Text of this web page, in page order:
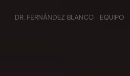
DR. FERNÁNDEZ BLANCO EQUIPO